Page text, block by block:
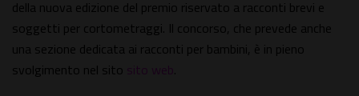
della nuova edizione del premio riservato a racconti brevi e
soggetti per cortometraggi. Il concorso, che prevede anche
una sezione dedicata ai racconti per bambini, è in pieno
svolgimento nel sito sito web.